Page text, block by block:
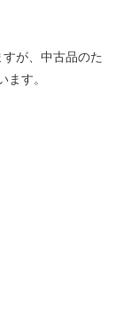
が、中古品のた
す。